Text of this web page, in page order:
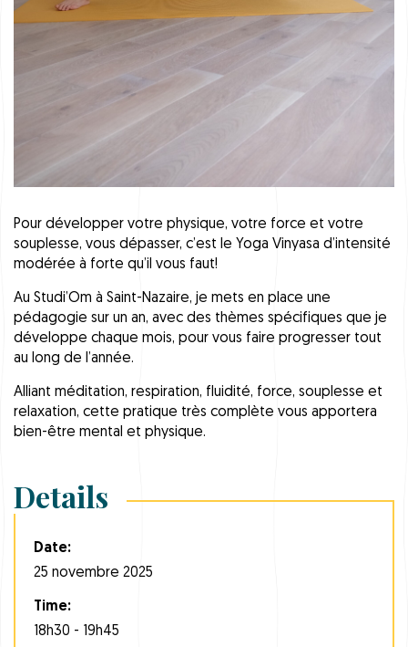
Pour développer votre physique, votre force et votre
souplesse, vous dépasser, c’est le Yoga Vinyasa d’intensité
modérée à forte qu’il vous faut!
Au Studi’Om à Saint-Nazaire, je mets en place une
pédagogie sur un an, avec des thèmes spécifiques que je
développe chaque mois, pour vous faire progresser tout
au long de l’année.
Alliant méditation, respiration, fluidité, force, souplesse et
relaxation, cette pratique très complète vous apportera
bien-être mental et physique.
Details
Date:
25 novembre 2025
Time:
18h30 - 19h45